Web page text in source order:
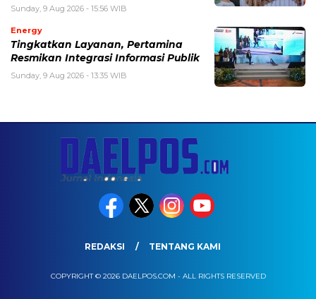
Sunday, 9 Aug 2026 - 15:56 WIB
Energy
Tingkatkan Layanan, Pertamina
Resmikan Integrasi Informasi Publik
Sunday, 9 Aug 2026 - 13:35 WIB
REDAKSI TENTANG KAMI
COPYRIGHT © 2026 DAELPOS.COM - ALL RIGHTS RESERVED